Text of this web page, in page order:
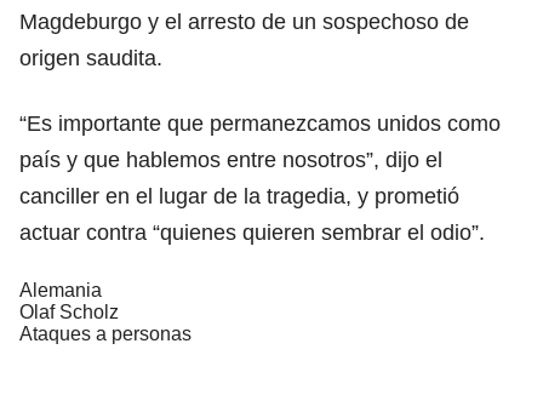
Magdeburgo y el arresto de un sospechoso de
origen saudita.
“Es importante que permanezcamos unidos como
país y que hablemos entre nosotros”, dijo el
canciller en el lugar de la tragedia, y prometió
actuar contra “quienes quieren sembrar el odio”.
Alemania
Olaf Scholz
Ataques a personas